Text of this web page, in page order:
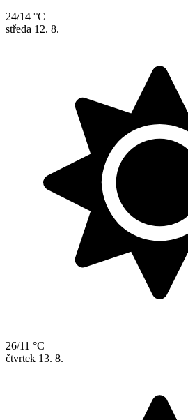
24/14 °C
středa 12. 8.
26/11 °C
čtvrtek 13. 8.